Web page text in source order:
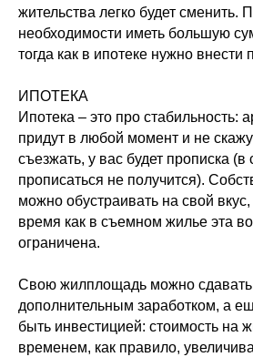
жительства легко будет сменить.
необходимости иметь большую
тогда как в ипотеке нужно внести
ИПОТЕКА
Ипотека – это про стабильность:
придут в любой момент и не
съезжать, у вас будет прописка
прописаться не получится).
можно обустраивать на свой
время как в съемном жилье эта
ограничена.
Свою жилплощадь можно сдавать,
дополнительным заработком, а
быть инвестицией: стоимость на
временем, как правило,